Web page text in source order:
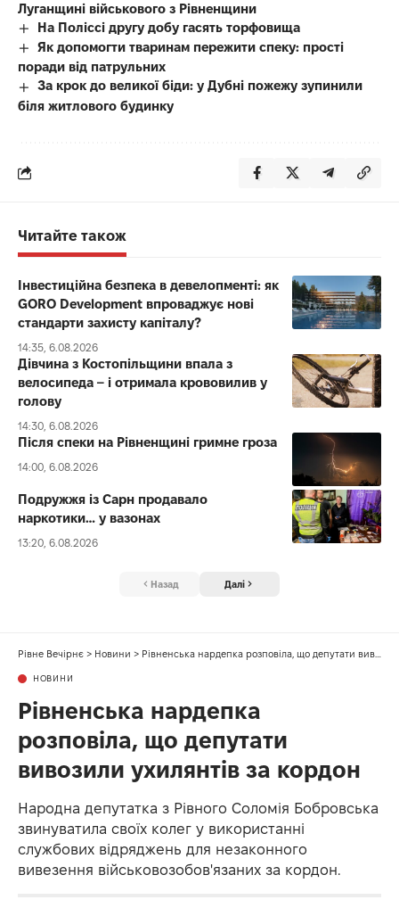
Луганщині військового з Рівненщини
На Поліссі другу добу гасять торфовища
Як допомогти тваринам пережити спеку: прості
поради від патрульних
За крок до великої біди: у Дубні пожежу зупинили
біля житлового будинку
Читайте також
Інвестиційна безпека в девелопменті: як
GORO Development впроваджує нові
стандарти захисту капіталу?
14:35, 6.08.2026
Дівчина з Костопільщини впала з
велосипеда – і отримала крововилив у
голову
14:30, 6.08.2026
Після спеки на Рівненщині гримне гроза
14:00, 6.08.2026
Подружжя із Сарн продавало
наркотики… у вазонах
13:20, 6.08.2026
Назад Далі
Рівне Вечірнє > Новини > Рівненська нардепка розповіла, що депутати вивозили ухилянтів за кордон
НОВИНИ
Рівненська нардепка
розповіла, що депутати
вивозили ухилянтів за кордон
Народна депутатка з Рівного Соломія Бобровська
звинуватила своїх колег у використанні
службових відряджень для незаконного
вивезення військовозобов'язаних за кордон.